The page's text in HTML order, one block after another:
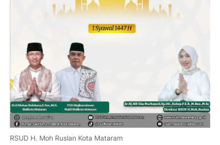
RSUD H. Moh Ruslan Kota Mataram